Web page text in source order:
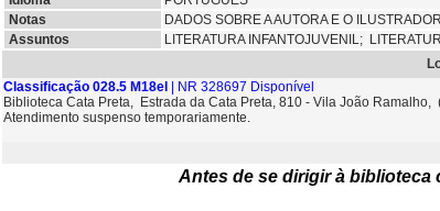
Notas
DADOS SOBRE A AUTORA E O
Assuntos
LITERATURA INFANTOJUVENIL;
Classificação 028.5 M18el
| NR 328697 Disponível
Biblioteca Cata Preta, Estrada da Cata Preta, 810 - Vila João Ramalho,
Atendimento suspenso temporariamente.
Antes de se dirigir à biblioteca